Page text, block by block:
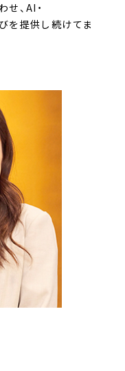
、AI・
提供し続けてま